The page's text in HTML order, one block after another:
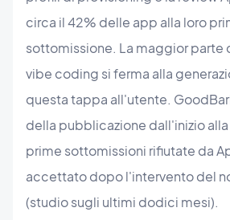
circa il 42% delle app alla loro
sottomissione. La maggior parte
vibe coding si ferma alla
questa tappa all'utente.
della pubblicazione dall'inizio
prime sottomissioni rifiutate da
accettato dopo l'intervento del
(studio sugli ultimi dodici mesi).